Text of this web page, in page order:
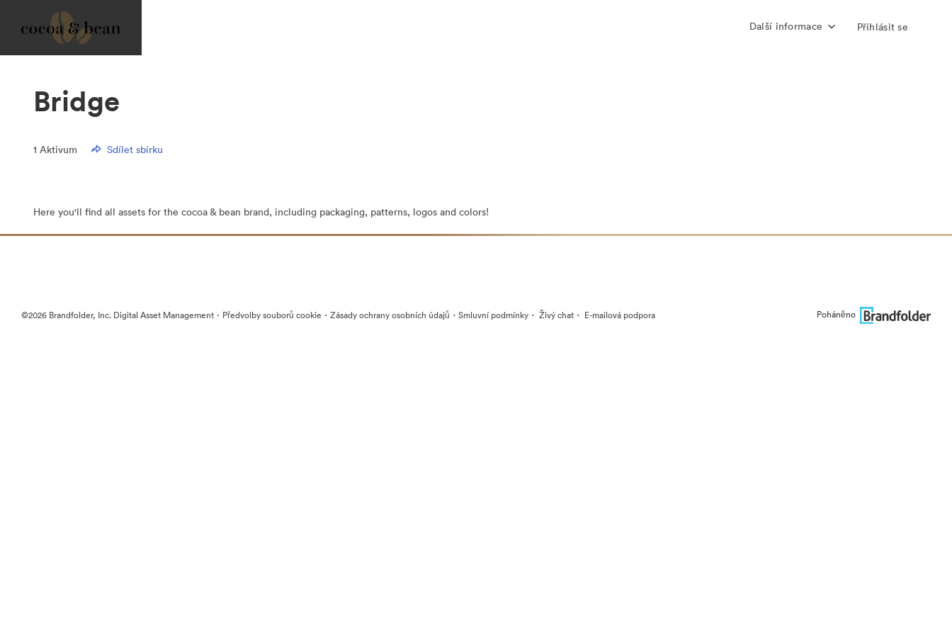
Další informace Přihlásit se
Bridge
1 Aktivum Sdílet sbírku
Here you'll find all assets for the cocoa & bean brand, including packaging, patterns, logos and colors!
©2026 Brandfolder, Inc. Digital Asset Management · Předvolby souborů cookie · Zásady ochrany osobních údajů · Smluvní podmínky · Živý chat · E-mailová podpora Poháněno